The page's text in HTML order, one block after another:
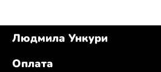
Людмила Ункури
Оплата